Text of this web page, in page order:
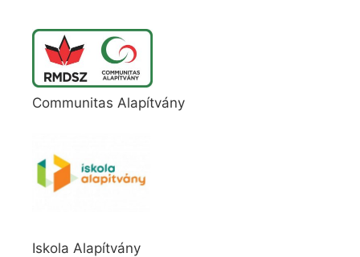
Communitas Alapítvány
Iskola Alapítvány